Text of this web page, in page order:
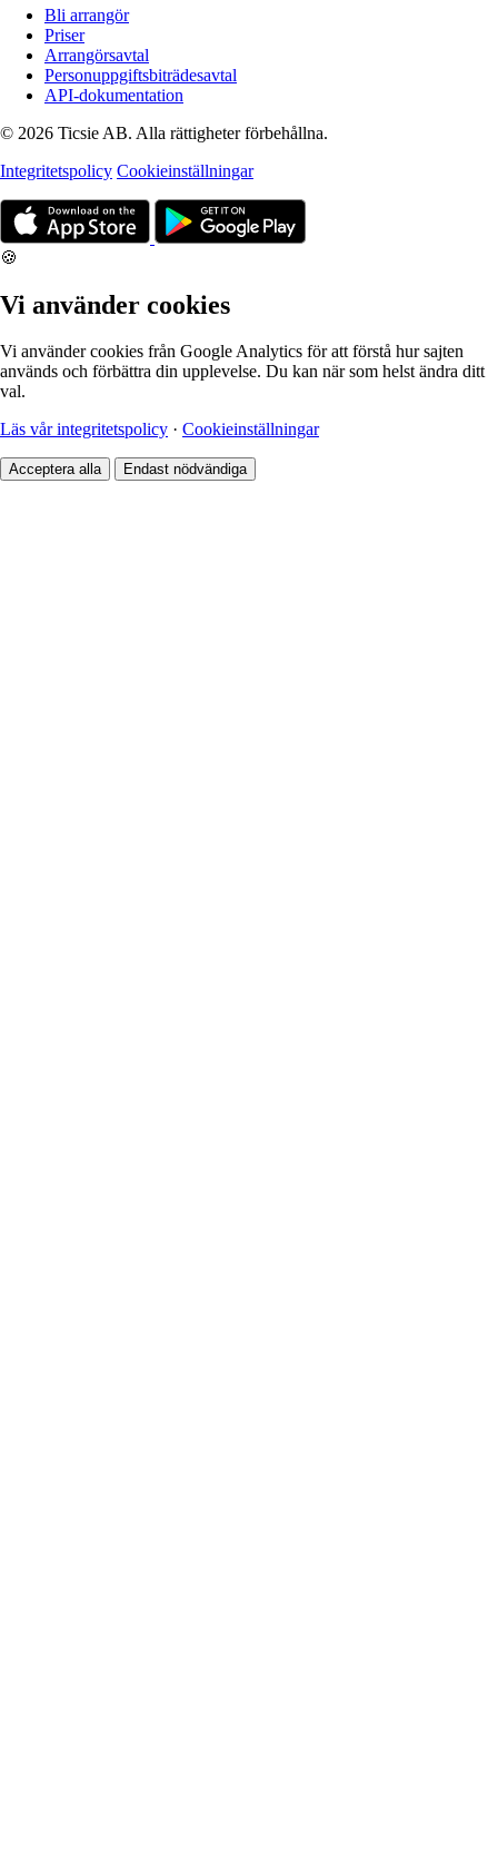
Bli arrangör
Priser
Arrangörsavtal
Personuppgiftsbiträdesavtal
API-dokumentation
© 2026 Ticsie AB. Alla rättigheter förbehållna.
Integritetspolicy Cookieinställningar
🍪
Vi använder cookies
Vi använder cookies från Google Analytics för att förstå hur sajten
används och förbättra din upplevelse. Du kan när som helst ändra ditt
val.
Läs vår integritetspolicy · Cookieinställningar
Acceptera alla Endast nödvändiga